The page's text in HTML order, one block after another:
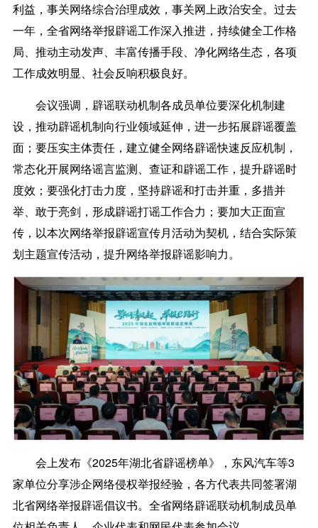
利益，事关网络综合治理成效，事关网上政治安全。过去
一年，全省网络举报辟谣工作深入推进，持续健全工作格
局、推动主动发声、丰富传播手段、净化网络生态，各项
工作成效明显、社会反响积极良好。
会议强调，辟谣联动机制各成员单位要深化机制建
设，推动辟谣机制向行业领域延伸，进一步拓展辟谣覆盖
面；要压实主体责任，建立健全网络辟谣快速反应机制，
常态化开展网络谣言监测、查证和辟谣工作，提升辟谣时
度效；要强化打击力度，坚持辟谣和打击并重，多措并
举、敢于亮剑，形成辟谣打谣工作合力；要加大正面宣
传，以本次网络举报辟谣宣传月活动为契机，结合实际策
划主题宣传活动，提升网络举报辟谣影响力。
会上发布《2025年湖北省辟谣榜单》，东风汽车等3
家单位分享涉企网络侵权举报经验，各方代表共同签署湖
北省网络举报辟谣倡议书。全省网络辟谣联动机制成员单